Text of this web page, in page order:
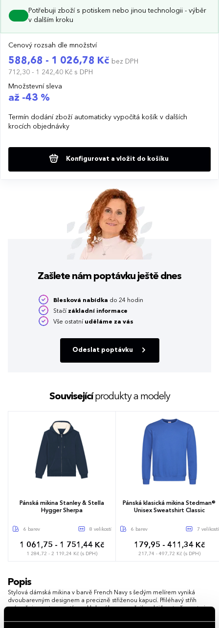
Potřebuji zboží s potiskem nebo jinou technologii - výběr
v dalším kroku
Cenový rozsah dle množství
588,68 - 1 026,78 Kč bez DPH
712,30 - 1 242,40 Kč s DPH
Množstevní sleva
až -43 %
Termín dodání zboží automaticky vypočítá košík v dalších
krocích objednávky
Konfigurovat a vložit do košíku
Zašlete nám poptávku ještě dnes
Blesková nabídka do 24 hodin
Stačí základní informace
Vše ostatní uděláme za vás
Odeslat poptávku
Souvisejícíprodukty a modely
Pánská mikina Stanley & Stella
Hygger Sherpa
6 barev 8 velikostí
1 061,75 - 1 751,44 Kč
1 284,72 - 2 119,24 Kč (s DPH)
Pánská klasická mikina Stedman®
Unisex Sweatshirt Classic
6 barev 7 velikostí
179,95 - 411,34 Kč
217,74 - 497,72 Kč (s DPH)
Popis
Stylová dámská mikina v barvě French Navy s šedým melírem vyniká
dvoubarevným designem a precizně střiženou kapucí. Přiléhavý střih
zvýrazňuje postavu, zatímco klokaní kapsy zvyšují praktičnost při sportu i